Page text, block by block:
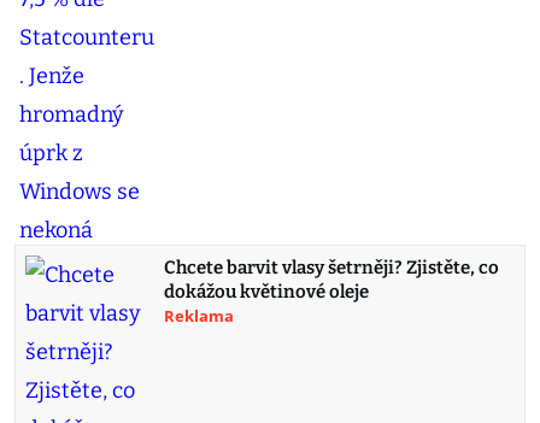
Chcete barvit vlasy šetrněji? Zjistěte, co
dokážou květinové oleje
Reklama